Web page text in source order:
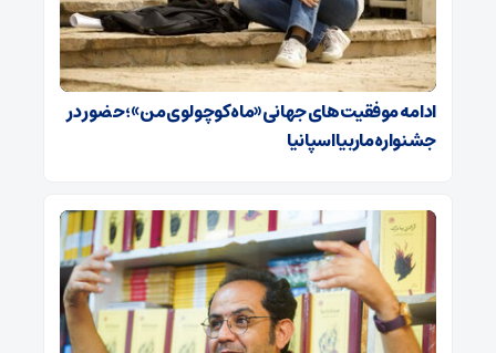
ادامه موفقیت‌های جهانی «ماه کوچولوی من»؛ حضور در
جشنواره ماربیا اسپانیا